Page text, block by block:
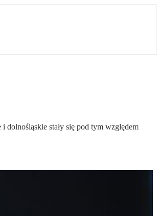
dolnośląskie stały się pod tym względem